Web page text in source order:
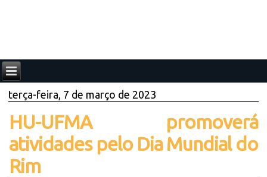
terça-feira, 7 de março de 2023
HU-UFMA promoverá
atividades pelo Dia Mundial do
Rim